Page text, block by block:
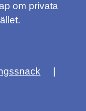
om privata